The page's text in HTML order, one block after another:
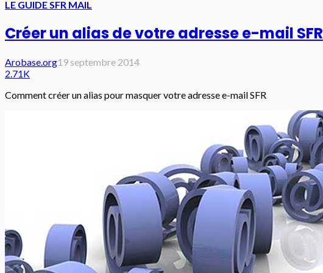
LE GUIDE SFR MAIL
Créer un alias de votre adresse e-mail SFR
Arobase.org19 septembre 2014
2.71K
Comment créer un alias pour masquer votre adresse e-mail SFR